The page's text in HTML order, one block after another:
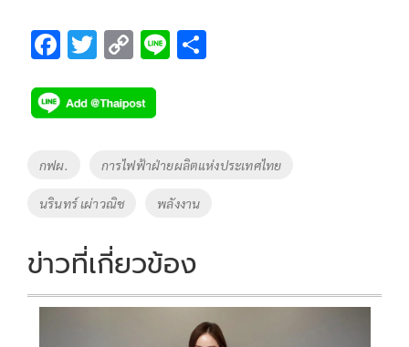
F
e
b
o
o
k
T
tt
er
C
p
y
Li
Li
Tags
กฟผ. การไฟฟ้าฝ่ายผลิตแห่งประเทศไทย
นรินทร์ เผ่าวณิช พลังงาน
ข่าวที่เกี่ยวข้อง